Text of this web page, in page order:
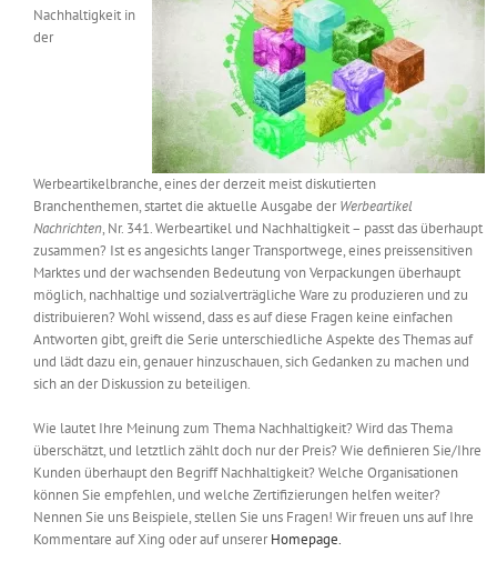
Messen & Events
Wissen
Product Guide
Jobshop
Suche
nach:
Nachhaltigkeit in
der
Werbeartikelbranche, eines der derzeit meist diskutierten
Branchenthemen, startet die aktuelle Ausgabe derWerbeartikel
Nachrichten, Nr. 341. Werbeartikel und Nachhaltigkeit – passt das überhaupt
zusammen? Ist es angesichts langer Transportwege, eines preissensitiven
Marktes und der wachsenden Bedeutung von Verpackungen überhaupt
möglich, nachhaltige und sozialverträgliche Ware zu produzieren und zu
distribuieren? Wohl wissend, dass es auf diese Fragen keine einfachen
Antworten gibt, greift die Serie unterschiedliche Aspekte des Themas auf
und lädt dazu ein, genauer hinzuschauen, sich Gedanken zu machen und
sich an der Diskussion zu beteiligen.
Wie lautet Ihre Meinung zum Thema Nachhaltigkeit? Wird das Thema
überschätzt, und letztlich zählt doch nur der Preis? Wie definieren Sie/Ihre
Kunden überhaupt den Begriff Nachhaltigkeit? Welche Organisationen
können Sie empfehlen, und welche Zertifizierungen helfen weiter?
Nennen Sie uns Beispiele, stellen Sie uns Fragen! Wir freuen uns auf Ihre
Kommentare auf Xing oder auf unsererHomepage.